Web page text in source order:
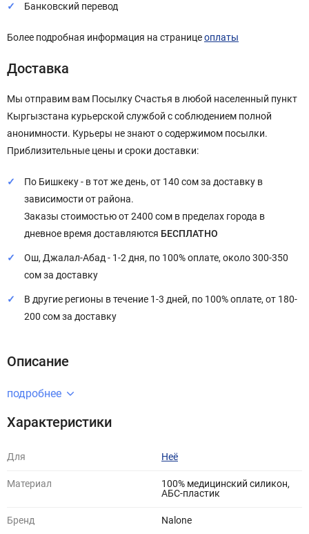
Банковский перевод
Более подробная информация на страницеоплаты
Доставка
Мы отправим вам Посылку Счастья в любой населенный пункт
Кыргызстана курьерской службой с соблюдением полной
анонимности. Курьеры не знают о содержимом посылки.
Приблизительные цены и сроки доставки:
По Бишкеку - в тот же день, от 140 сом за доставку в
зависимости от района.
Заказы стоимостью от 2400 сом в пределах города в
дневное время доставляются БЕСПЛАТНО
Ош, Джалал-Абад - 1-2 дня, по 100% оплате, около 300-350
сом за доставку
В другие регионы в течение 1-3 дней, по 100% оплате, от 180-
200 сом за доставку
Описание
подробнее
Характеристики
Для Неё
Материал
100% медицинский силикон,
АБС-пластик
Бренд Nalone